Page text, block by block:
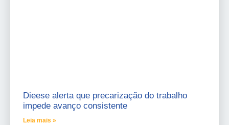
Dieese alerta que precarização do trabalho
impede avanço consistente
Leia mais »